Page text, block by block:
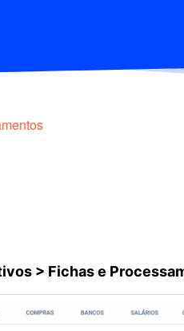
> Fichas e